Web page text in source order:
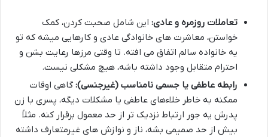
تعاملات روزمره و عادی: این شامل صحبت کردن، کمک
خواستن، معاشرت های خانوادگی عادی و کارهایی میشه که تو
یه خانواده سالم اتفاق می افته. تا وقتی مرزها رعایت بشن و
احترام متقابل وجود داشته باشه، هیچ مشکلی نیست.
رابطه عاطفی یا جسمی نامناسب (غیرجنسی): گاهی اوقات
ممکنه به خاطر خلاءهای عاطفی یا مشکلات دیگه، پسری با زن
پدرش یه جور ارتباط نزدیک تر از حد معمول برقرار کنه. مثلاً
بیش از حد صمیمی بشه، ناز و نوازش های غیرمتعارف داشته